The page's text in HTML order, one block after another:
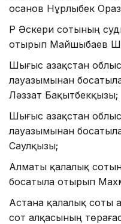
Қосанов Нұрлыбек
ҚР Әскери сотының
отырып Майшыбаев
Шығыс Қазақстан
лауазымынан
Ләззат Бақытбекқызы;
Шығыс Қазақстан
лауазымынан
Саулқызы;
Алматы қалалық
босатыла отырып
Астана қалалық соты
сот алқасының